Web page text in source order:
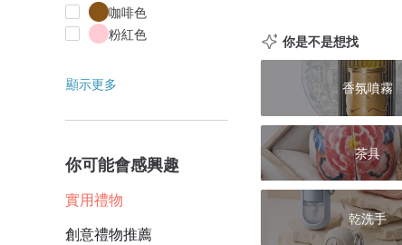
咖啡色
粉紅色
顯示更多
你可能會感興趣
實用禮物
創意禮物推薦
你是不是想找
香氛噴霧
茶具
乾洗手